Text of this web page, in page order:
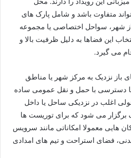
متفاوت باشد و شامل پارک های
شهر، سواحل اختصاصی یا مجموعه
این فضاها به دلیل ظرفیت بالا و
می گیرد.
باز نزدیک به مرکز شهر یا مناطق
دسترسی با حمل و نقل عمومی ساده
هولی اغلب در نزدیکی ساحل یا داخل
می شود که برای توریست ها
هایی معمولا امکاناتی مانند سرویس
فضای استراحت و تیم های امدادی